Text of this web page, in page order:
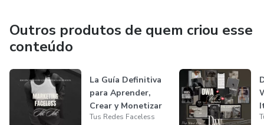
Outros produtos de quem criou esse
conteúdo
La Guía Definitiva
para Aprender,
Crear y Monetizar
en TikTo...
Tus Redes Faceless